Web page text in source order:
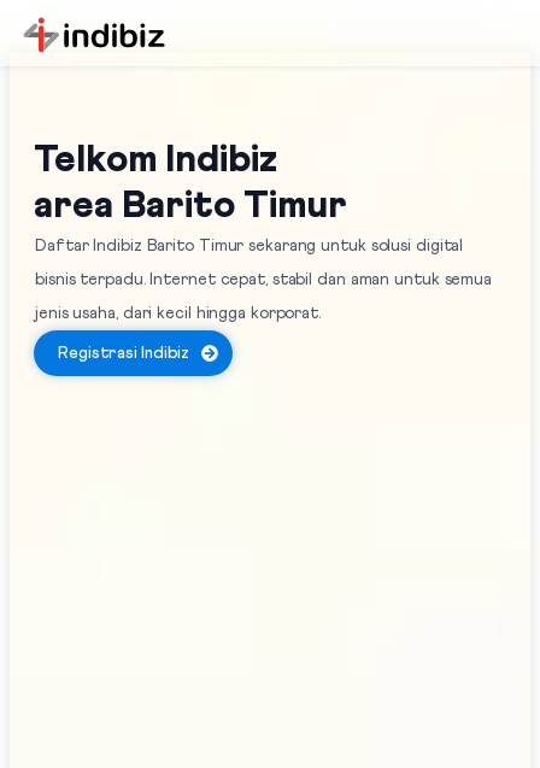
Telkom Indibiz
area Barito Timur
Daftar Indibiz Barito Timur sekarang untuk solusi digital
bisnis terpadu. Internet cepat, stabil dan aman untuk semua
jenis usaha, dari kecil hingga korporat.
Registrasi Indibiz